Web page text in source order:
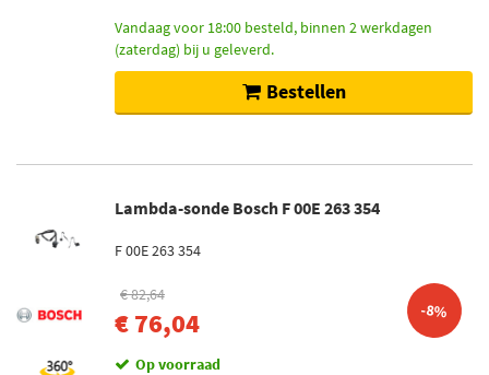
Vandaag voor 18:00 besteld, binnen 2 werkdagen
(zaterdag) bij u geleverd.
Bestellen
Lambda-sonde Bosch F 00E 263 354
F 00E 263 354
€ 82,64
€ 76,04 -8%
Op voorraad